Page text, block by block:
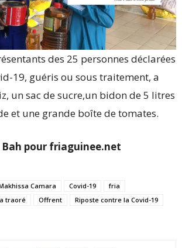
des 25 personnes déclarées
19, guéris ou sous traitement, a
un sac de sucre,un bidon de 5 litres
et une grande boîte de tomates.
pour friaguinee.net
Camara Covid-19
fria
traoré Offrent
Riposte contre la Covid-19